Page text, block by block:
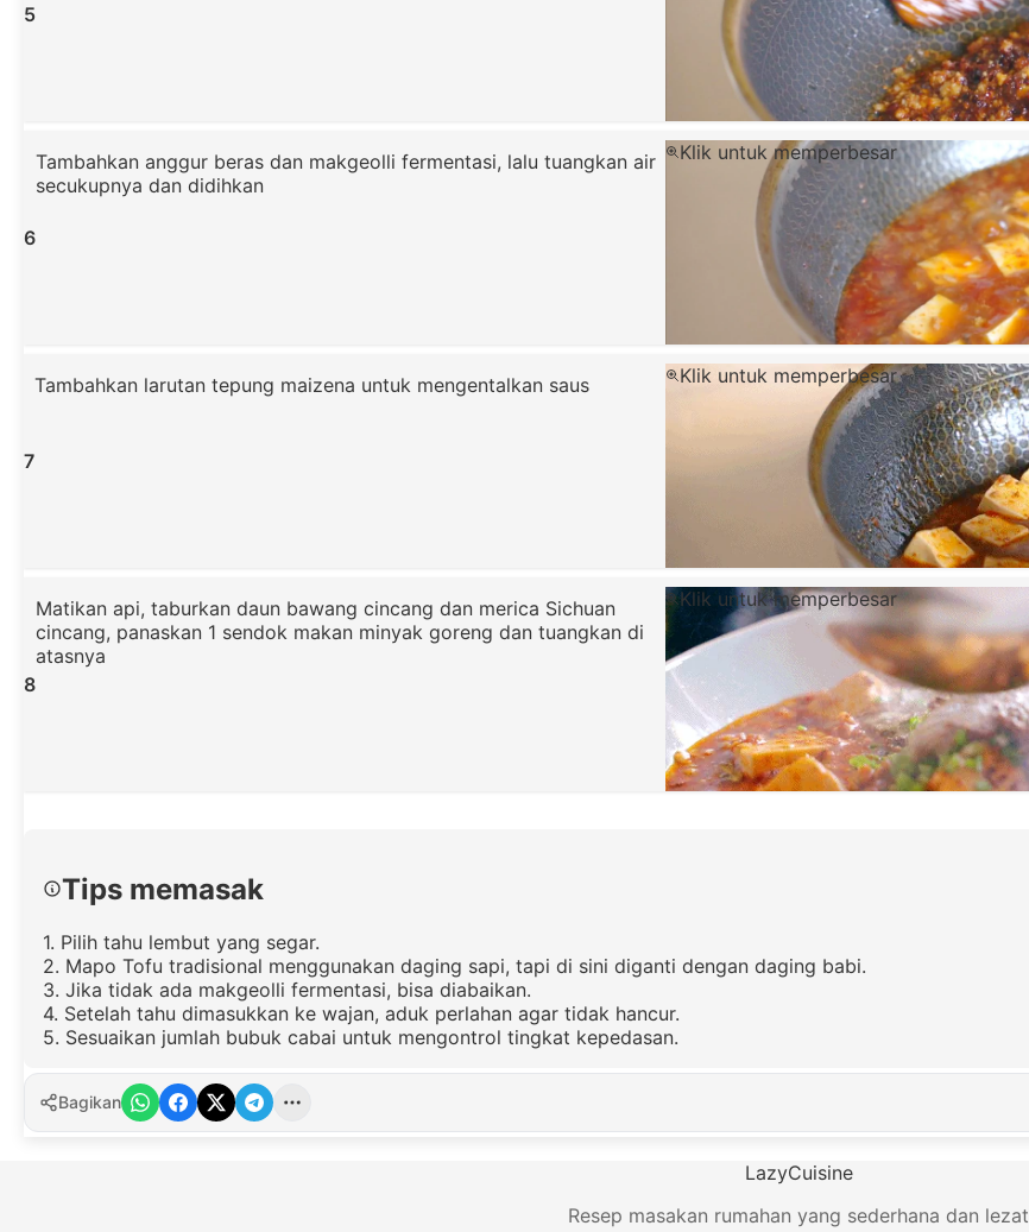
5
6
Tambahkan anggur beras dan makgeolli fermentasi, lalu tuangkan air
secukupnya dan didihkan
Klik untuk memperbesar
7
Tambahkan larutan tepung maizena untuk mengentalkan saus Klik untuk memperbesar
8
Matikan api, taburkan daun bawang cincang dan merica Sichuan
cincang, panaskan 1 sendok makan minyak goreng dan tuangkan di
atasnya
Klik untuk memperbesar
Tips memasak
1. Pilih tahu lembut yang segar.
2. Mapo Tofu tradisional menggunakan daging sapi, tapi di sini diganti dengan daging babi.
3. Jika tidak ada makgeolli fermentasi, bisa diabaikan.
4. Setelah tahu dimasukkan ke wajan, aduk perlahan agar tidak hancur.
5. Sesuaikan jumlah bubuk cabai untuk mengontrol tingkat kepedasan.
Bagikan
LazyCuisine
Resep masakan rumahan yang sederhana dan lezat